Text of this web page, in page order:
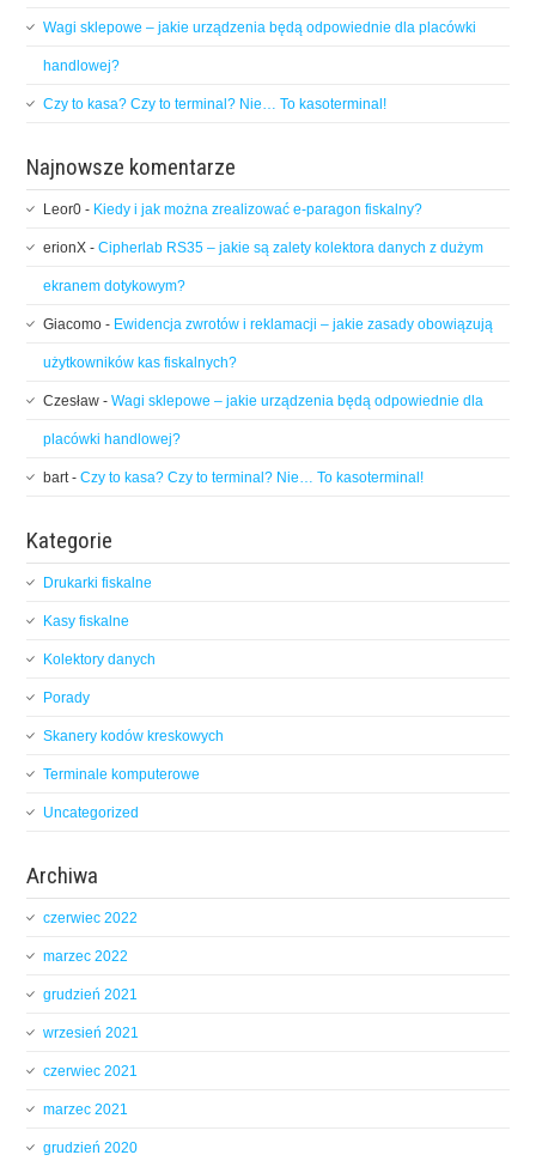
Wagi sklepowe – jakie urządzenia będą odpowiednie dla placówki
handlowej?
Czy to kasa? Czy to terminal? Nie… To kasoterminal!
Najnowsze komentarze
Leor0 - Kiedy i jak można zrealizować e-paragon fiskalny?
erionX -Cipherlab RS35 – jakie są zalety kolektora danych z dużym
ekranem dotykowym?
Giacomo - Ewidencja zwrotów i reklamacji – jakie zasady obowiązują
użytkowników kas fiskalnych?
Czesław -Wagi sklepowe – jakie urządzenia będą odpowiednie dla
placówki handlowej?
bart-Czy to kasa? Czy to terminal? Nie… To kasoterminal!
Kategorie
Drukarki fiskalne
Kasy fiskalne
Kolektory danych
Porady
Skanery kodów kreskowych
Terminale komputerowe
Uncategorized
Archiwa
czerwiec 2022
marzec 2022
grudzień 2021
wrzesień 2021
czerwiec 2021
marzec 2021
grudzień 2020